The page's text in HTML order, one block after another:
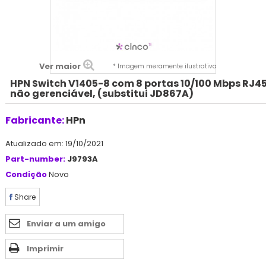
Ver maior * Imagem meramente ilustrativa
HPN Switch V1405-8 com 8 portas 10/100 Mbps
não gerenciável, (substitui JD867A)
Fabricante:HPn
Atualizado em: 19/10/2021
Part-number: J9793A
CondiçãoNovo
Share
Enviar a um amigo
Imprimir